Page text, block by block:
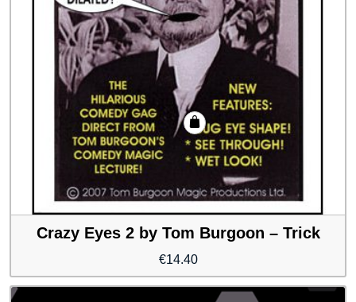
Crazy Eyes 2 by Tom Burgoon – Trick
€14.40